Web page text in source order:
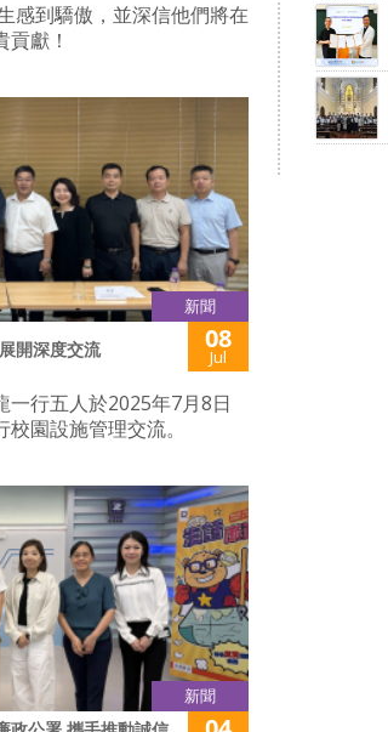
感到驕傲，並深信他們將在
獻！
新聞
開深度交流 08
Jul
一行五人於2025年7月8日
園設施管理交流。
新聞